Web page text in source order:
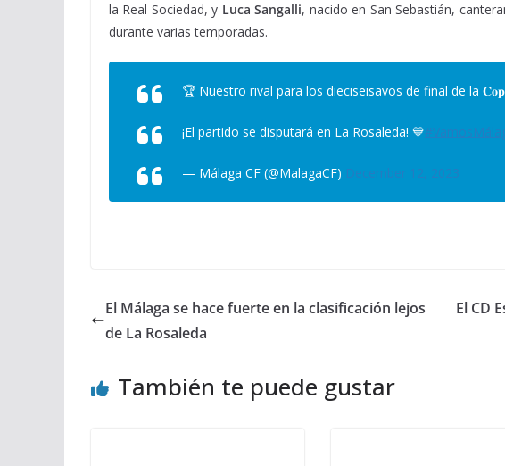
la Real Sociedad, y Luca Sangalli, nacido en San Sebastián,
durante varias temporadas.
🏆 Nuestro rival para los dieciseisavos de final de la
¡El partido se disputará en La Rosaleda! 💙
— Málaga CF (@MalagaCF) December 12, 2023
El Málaga se hace fuerte en la clasificación lejos
de La Rosaleda
El CD
También te puede gustar